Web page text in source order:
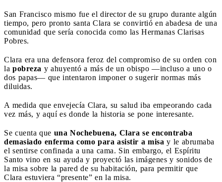
San Francisco mismo fue el director de su grupo durante algún
tiempo, pero pronto santa Clara se convirtió en abadesa de una
comunidad que sería conocida como las Hermanas Clarisas
Pobres.
Clara era una defensora feroz del compromiso de su orden con
la pobreza y ahuyentó a más de un obispo —incluso a uno o
dos papas— que intentaron imponer o sugerir normas más
diluidas.
A medida que envejecía Clara, su salud iba empeorando cada
vez más, y aquí es donde la historia se pone interesante.
Se cuenta que una Nochebuena, Clara se encontraba
demasiado enferma como para asistir a misa y le abrumaba
el sentirse confinada a una cama. Sin embargo, el Espíritu
Santo vino en su ayuda y proyectó las imágenes y sonidos de
la misa sobre la pared de su habitación, para permitir que
Clara estuviera “presente” en la misa.